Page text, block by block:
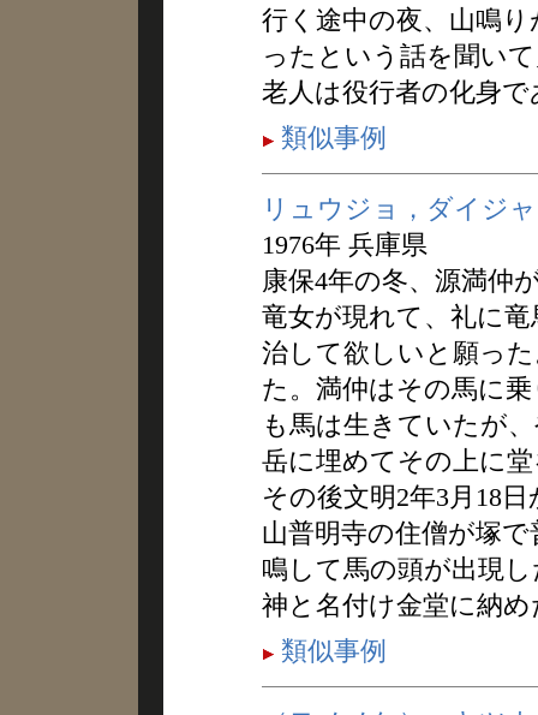
行く途中の夜、山鳴
ったという話を聞い
老人は役行者の化身
類似事例
リュウジョ，ダイジ
1976年 兵庫県
康保4年の冬、源満仲
竜女が現れて、礼に
治して欲しいと願っ
た。満仲はその馬に
も馬は生きていたが
岳に埋めてその上に
その後文明2年3月18
山普明寺の住僧が塚
鳴して馬の頭が出現
神と名付け金堂に納め
類似事例